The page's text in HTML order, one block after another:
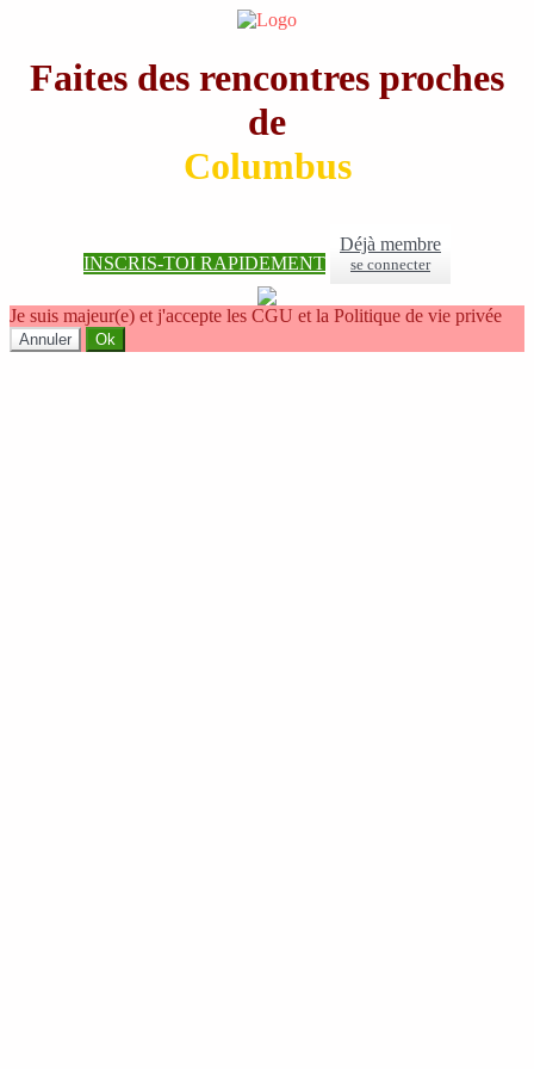
Faites des rencontres proches
de
Columbus
INSCRIS-TOI RAPIDEMENT
Déjà membre
se connecter
Je suis majeur(e) et j'accepte les CGU et la Politique de vie privée
Annuler Ok